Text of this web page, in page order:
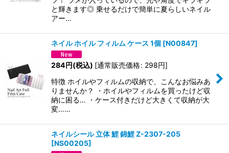
と輝きます◎ 乗せるだけで簡単に夏らしいネイル
アー…
ネイル ホイル フィルム ケース 1個 [N00847]
284円(税込) [通常販売価格: 298円]
特徴 ホイルやフィルムの収納で、こんなお悩みあ
りませんか？ ・ホイルやフィルムを買ったけど収
納に困る… ・ケース付きだけど大きくて収納が大
変……
ネイルシール 立体 鯉 錦鯉 Z-2307-205
[NS00205]